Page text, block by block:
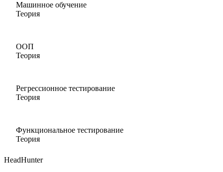
Машинное обучение
Теория
ООП
Теория
Регрессионное тестирование
Теория
Функциональное тестирование
Теория
HeadHunter